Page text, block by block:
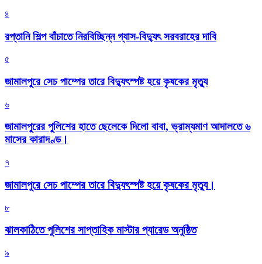
৪
রপ্তানি শিল্প বাঁচাতে নিরবিচ্ছিন্ন গ্যাস-বিদ্যুৎ সরবরাহের দাবি
৫
জামালপুরে সেচ পাম্পের তারে বিদ্যুৎস্পষ্ট হয়ে কৃষকের মৃত্যু
৬
জামালপুরের পুলিশের হাতে ছেলেকে দিলো বাবা, ভ্রাম্যমাণ আদালতে ৬
মাসের কারাদণ্ড।
৭
জামালপুরে সেচ পাম্পের তারে বিদ্যুৎস্পষ্ট হয়ে কৃষকের মৃত্যু।
৮
‎ঝালকাঠিতে পুলিশের সাপ্তাহিক মাস্টার প্যারেড অনুষ্ঠিত
৯